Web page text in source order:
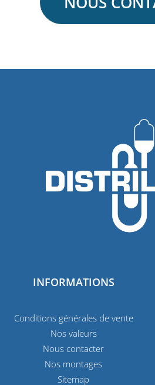
INFORMATIONS
Conditions générales de vente
Nos valeurs
Nous contacter
Nos montages
Sitemap